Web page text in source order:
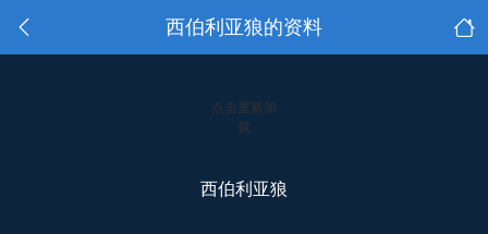
西伯利亚狼的资料
点击重新加
载
西伯利亚狼